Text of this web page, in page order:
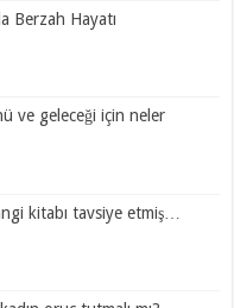
Berzah Hayatı
ve geleceği için neler
kitabı tavsiye etmiş…